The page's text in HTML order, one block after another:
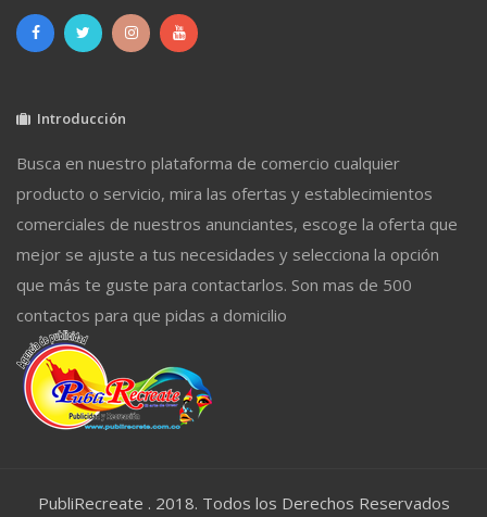
Introducción
Busca en nuestro plataforma de comercio cualquier
producto o servicio, mira las ofertas y establecimientos
comerciales de nuestros anunciantes, escoge la oferta que
mejor se ajuste a tus necesidades y selecciona la opción
que más te guste para contactarlos. Son mas de 500
contactos para que pidas a domicilio
PubliRecreate . 2018. Todos los Derechos Reservados